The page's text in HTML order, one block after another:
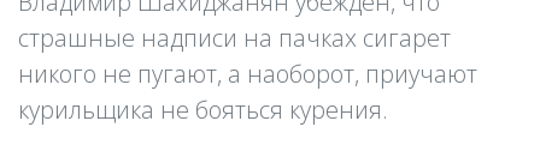
страшные надписи на пачках сигарет
никого не пугают, а наоборот, приучают
курильщика не бояться курения.